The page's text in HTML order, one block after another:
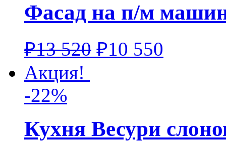
Фасад на п/м
₽13 520 ₽10 550
Акция!
-22%
Кухня Весури